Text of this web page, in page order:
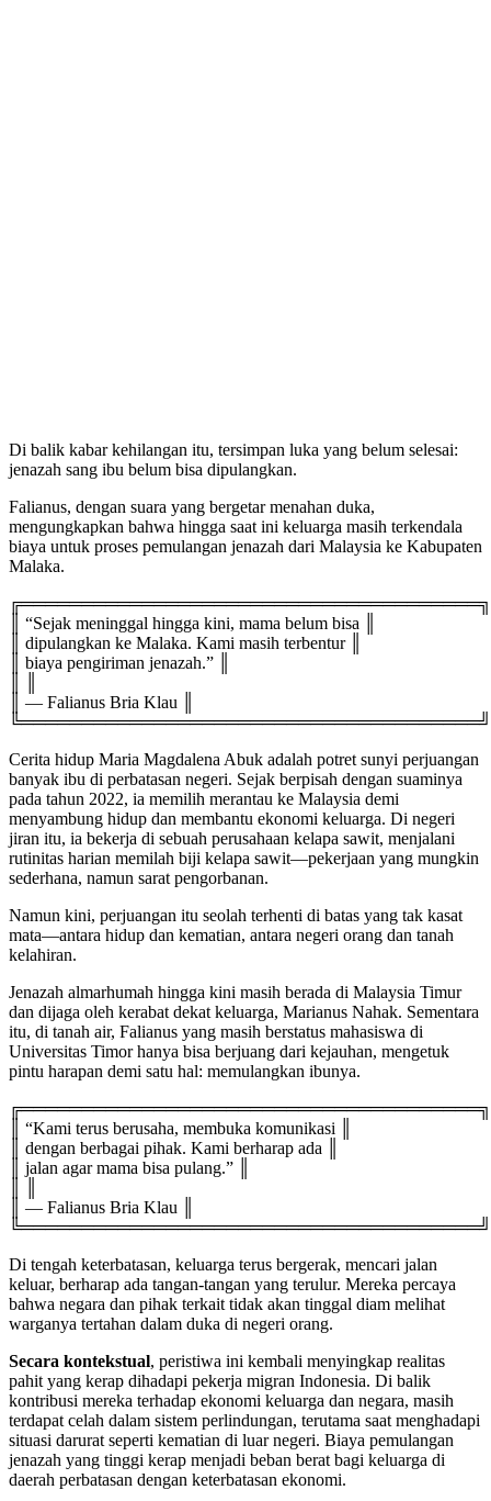
Di balik kabar kehilangan itu, tersimpan luka yang belum selesai:
jenazah sang ibu belum bisa dipulangkan.
Falianus, dengan suara yang bergetar menahan duka,
mengungkapkan bahwa hingga saat ini keluarga masih terkendala
biaya untuk proses pemulangan jenazah dari Malaysia ke Kabupaten
Malaka.
╔══════════════════════════════════════╗
║ “Sejak meninggal hingga kini, mama belum bisa ║
║ dipulangkan ke Malaka. Kami masih terbentur ║
║ biaya pengiriman jenazah.” ║
║ — Falianus Bria Klau ║
╚══════════════════════════════════════╝
Cerita hidup Maria Magdalena Abuk adalah potret sunyi perjuangan
banyak ibu di perbatasan negeri. Sejak berpisah dengan suaminya
pada tahun 2022, ia memilih merantau ke Malaysia demi
menyambung hidup dan membantu ekonomi keluarga. Di negeri
jiran itu, ia bekerja di sebuah perusahaan kelapa sawit, menjalani
rutinitas harian memilah biji kelapa sawit—pekerjaan yang mungkin
sederhana, namun sarat pengorbanan.
Namun kini, perjuangan itu seolah terhenti di batas yang tak kasat
mata—antara hidup dan kematian, antara negeri orang dan tanah
kelahiran.
Jenazah almarhumah hingga kini masih berada di Malaysia Timur
dan dijaga oleh kerabat dekat keluarga, Marianus Nahak. Sementara
itu, di tanah air, Falianus yang masih berstatus mahasiswa di
Universitas Timor hanya bisa berjuang dari kejauhan, mengetuk
pintu harapan demi satu hal: memulangkan ibunya.
╔══════════════════════════════════════╗
║ “Kami terus berusaha, membuka komunikasi ║
║ dengan berbagai pihak. Kami berharap ada ║
║ jalan agar mama bisa pulang.” ║
║ — Falianus Bria Klau ║
╚══════════════════════════════════════╝
Di tengah keterbatasan, keluarga terus bergerak, mencari jalan
keluar, berharap ada tangan-tangan yang terulur. Mereka percaya
bahwa negara dan pihak terkait tidak akan tinggal diam melihat
warganya tertahan dalam duka di negeri orang.
Secara kontekstual, peristiwa ini kembali menyingkap realitas
pahit yang kerap dihadapi pekerja migran Indonesia. Di balik
kontribusi mereka terhadap ekonomi keluarga dan negara, masih
terdapat celah dalam sistem perlindungan, terutama saat menghadapi
situasi darurat seperti kematian di luar negeri. Biaya pemulangan
jenazah yang tinggi kerap menjadi beban berat bagi keluarga di
daerah perbatasan dengan keterbatasan ekonomi.